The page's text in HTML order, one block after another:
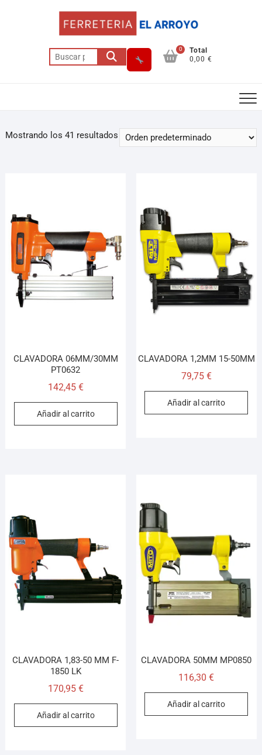
0
Total
0,00 €
Mostrando los 41 resultados
CLAVADORA 06MM/30MM
PT0632
142,45 €
Añadir al carrito
CLAVADORA 1,2MM 15-50MM
79,75 €
Añadir al carrito
CLAVADORA 1,83-50 MM F-
1850 LK
170,95 €
Añadir al carrito
CLAVADORA 50MM MP0850
116,30€
Añadir al carrito
Asesor El Arroyo
En línea · responde en segundos
Cuéntame qué necesitas y te ayudo a encontrarlo,
aunque no sepas el nombre exacto